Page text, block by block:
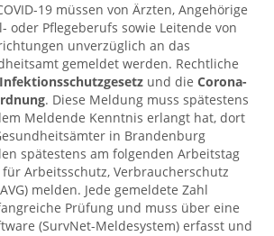
19 müssen von Ärzten, Angehörige
oder Pflegeberufs sowie Leitende von
unverzüglich an das
gemeldet werden. Rechtliche
Infektionsschutzgesetz und die Corona-
. Diese Meldung muss spätestens
Meldende Kenntnis erlangt hat, dort
in Brandenburg
spätestens am folgenden Arbeitstag
Arbeitsschutz, Verbraucherschutz
melden. Jede gemeldete Zahl
Prüfung und muss über eine
(SurvNet-Meldesystem) erfasst und